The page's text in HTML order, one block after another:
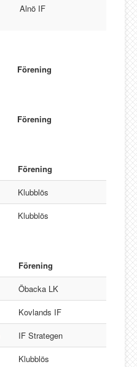
Alnö IF
Förening
Förening
Förening
Klubblös
Klubblös
Förening
Öbacka LK
Kovlands IF
IF Strategen
Klubblös